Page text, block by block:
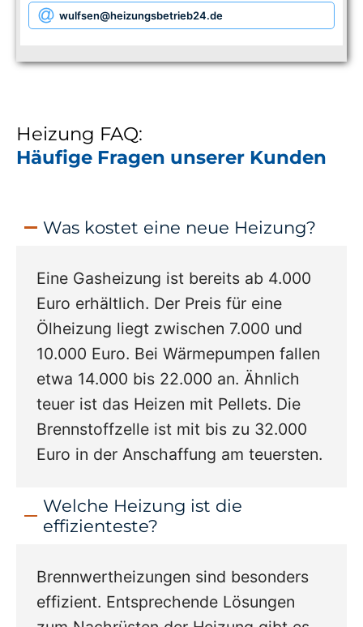
wulfsen@heizungsbetrieb24.de
Heizung FAQ:
Häufige Fragen unserer Kunden
Was kostet eine neue Heizung?
Eine Gasheizung ist bereits ab 4.000
Euro erhältlich. Der Preis für eine
Ölheizung liegt zwischen 7.000 und
10.000 Euro. Bei Wärmepumpen fallen
etwa 14.000 bis 22.000 an. Ähnlich
teuer ist das Heizen mit Pellets. Die
Brennstoffzelle ist mit bis zu 32.000
Euro in der Anschaffung am teuersten.
Welche Heizung ist die
effizienteste?
Brennwertheizungen sind besonders
effizient. Entsprechende Lösungen